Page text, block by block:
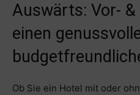
Auswärts: Vor-
einen
Ob Sie ein Hotel mit oder